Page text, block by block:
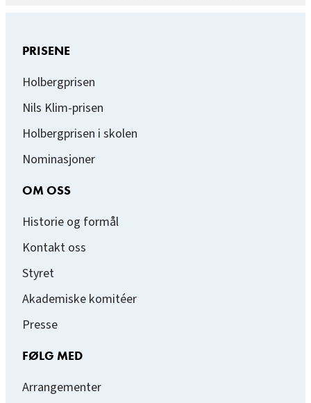
PRISENE
Holbergprisen
Nils Klim-prisen
Holbergprisen i skolen
Nominasjoner
OM OSS
Historie og formål
Kontakt oss
Styret
Akademiske komitéer
Presse
FØLG MED
Arrangementer